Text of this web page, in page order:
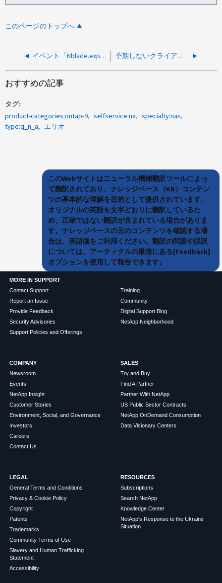
このページのトップへ
イベント「Nblade.exportAccessIndeterm」とはどういう意味ですか？ 予期しないクライアントのシャットダウン後、約2分間NFSロックが持続する原因
おすすめの記事
タグ
product-categories:ontap-9
selfservice:na
specialty:nas
type:q_n_a
エリオ
このWebサイトはニューラル機械翻訳ツールによっ
て翻訳されており、ナレッジベース（KB）コンテン
ツの基本的な理解を目的として提供されています。
オリジナルの英語を文字どおりに翻訳しているた
め、正確ではない翻訳が含まれている場合がありま
す。ナレッジベースの元のコンテンツを確認する場
合は、英語版をご利用ください。翻訳の問題や誤訳
については、アーティクルの最後にある[Feedback]
オプションを使用して報告できます。
MORE IN SUPPORT
Contact Support
Report an Issue
Provide Feedback
Security Advisories
Support Policies and Offerings
Training
Community
Digital Support Blog
NetApp Neighborhood
COMPANY
Newsroom
Events
NetApp Insight
Customer Stories
Environment, Social, and Governance
Investors
Careers
Contact Us
SALES
Try and Buy
Find A Partner
Partner With NetApp
US Public Sector Contracts
NetApp OnDemand Consumption
Data Visionary Centers
LEGAL
General Terms and Conditions
Privacy & Cookie Policy
Copyright
Patents
Trademarks
Community Terms of Use
Slavery and Human Trafficking
Statement
Accessibility
RESOURCES
Subscriptions
Search NetApp
Knowledge Center
NetApp's Response to the Ukraine
Situation